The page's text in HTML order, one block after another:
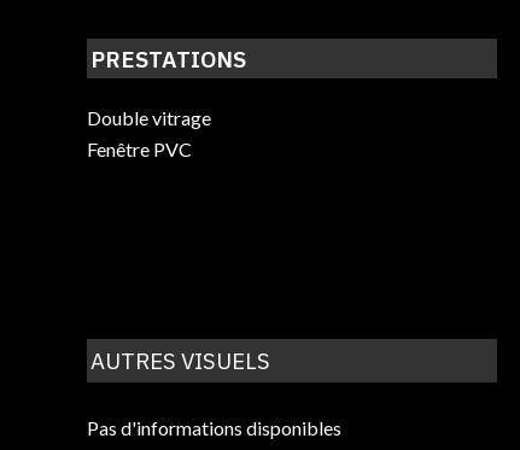
PRESTATIONS
Double vitrage
Fenêtre PVC
AUTRES VISUELS
Pas d'informations disponibles